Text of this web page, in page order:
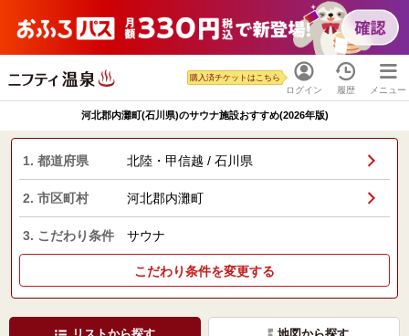
ログイン
購入済チケットはこちら
履歴 メニュー
河北郡内灘町(石川県)のサウナ施設おすすめ(2026年版)
1. 都道府県 北陸・甲信越 / 石川県
2. 市区町村 河北郡内灘町
3. こだわり条件 サウナ
こだわり条件を変更する